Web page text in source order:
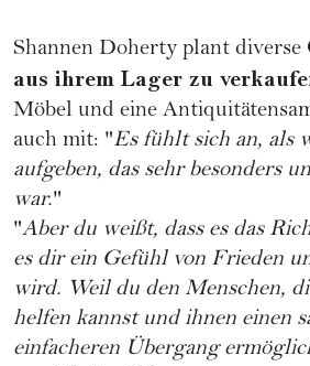
Shannen Doherty plant diverse
aus ihrem Lager zu
Möbel und eine
auch mit: "Es fühlt sich an, als
aufgeben, das sehr besonders
war."
"Aber du weißt, dass es das
es dir ein Gefühl von Frieden
wird. Weil du den Menschen,
helfen kannst und ihnen einen
einfacheren Übergang